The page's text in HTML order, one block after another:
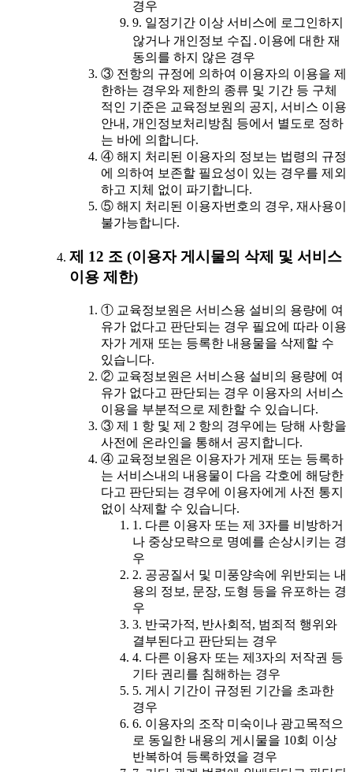
경우
9. 일정기간 이상 서비스에 로그인하지
않거나 개인정보 수집․이용에 대한 재
동의를 하지 않은 경우
③ 전항의 규정에 의하여 이용자의 이용을 제
한하는 경우와 제한의 종류 및 기간 등 구체
적인 기준은 교육정보원의 공지, 서비스 이용
안내, 개인정보처리방침 등에서 별도로 정하
는 바에 의합니다.
④ 해지 처리된 이용자의 정보는 법령의 규정
에 의하여 보존할 필요성이 있는 경우를 제외
하고 지체 없이 파기합니다.
⑤ 해지 처리된 이용자번호의 경우, 재사용이
불가능합니다.
제 12 조 (이용자 게시물의 삭제 및 서비스
이용 제한)
① 교육정보원은 서비스용 설비의 용량에 여
유가 없다고 판단되는 경우 필요에 따라 이용
자가 게재 또는 등록한 내용물을 삭제할 수
있습니다.
② 교육정보원은 서비스용 설비의 용량에 여
유가 없다고 판단되는 경우 이용자의 서비스
이용을 부분적으로 제한할 수 있습니다.
③ 제 1 항 및 제 2 항의 경우에는 당해 사항을
사전에 온라인을 통해서 공지합니다.
④ 교육정보원은 이용자가 게재 또는 등록하
는 서비스내의 내용물이 다음 각호에 해당한
다고 판단되는 경우에 이용자에게 사전 통지
없이 삭제할 수 있습니다.
1. 다른 이용자 또는 제 3자를 비방하거
나 중상모략으로 명예를 손상시키는 경
우
2. 공공질서 및 미풍양속에 위반되는 내
용의 정보, 문장, 도형 등을 유포하는 경
우
3. 반국가적, 반사회적, 범죄적 행위와
결부된다고 판단되는 경우
4. 다른 이용자 또는 제3자의 저작권 등
기타 권리를 침해하는 경우
5. 게시 기간이 규정된 기간을 초과한
경우
6. 이용자의 조작 미숙이나 광고목적으
로 동일한 내용의 게시물을 10회 이상
반복하여 등록하였을 경우